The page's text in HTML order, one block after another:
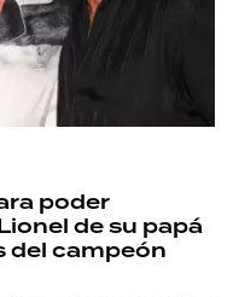
poder
de su papá
del campeón